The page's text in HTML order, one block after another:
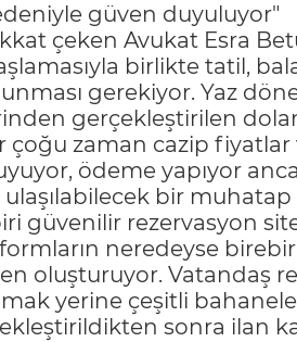
güven duyuluyor"
çeken Avukat Esra
birlikte tatil,
gerekiyor. Yaz
gerçekleştirilen
çoğu zaman cazip fiyatlar
ödeme yapıyor
bir muhatap
güvenilir rezervasyon
neredeyse birebir
oluşturuyor. Vatandaş
yerine çeşitli
sonra ilan